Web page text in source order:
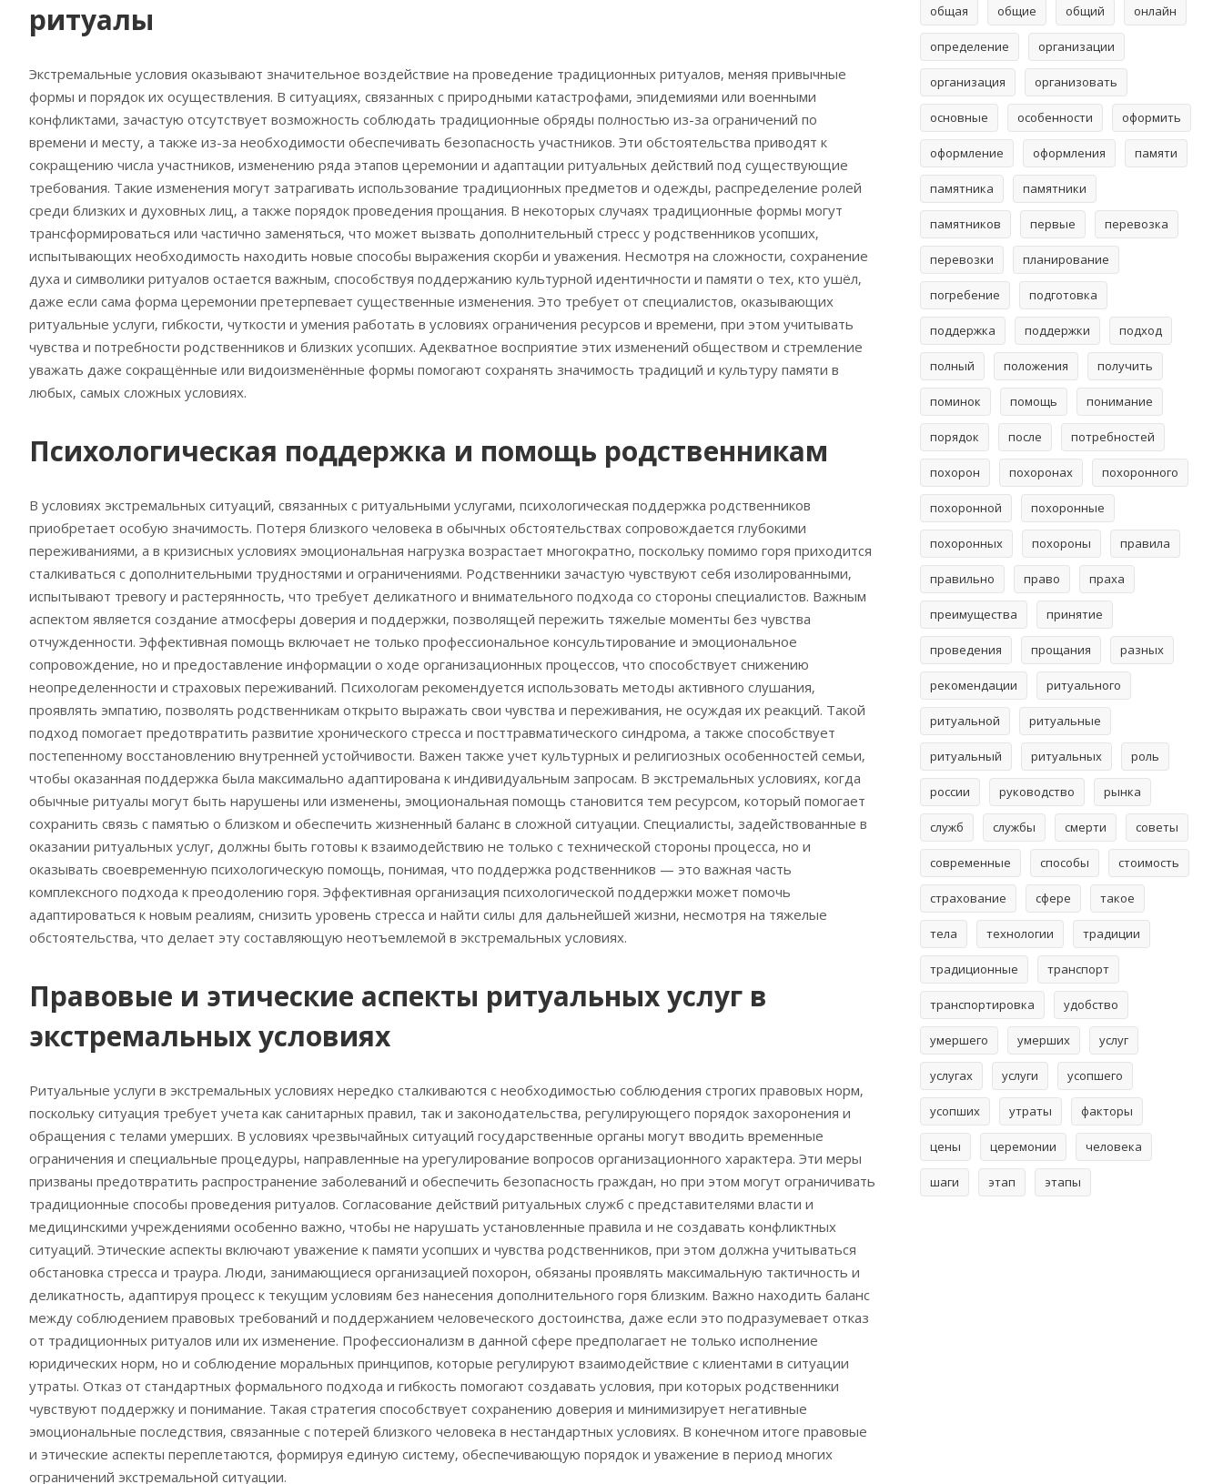
ритуалы
Экстремальные условия оказывают значительное воздействие на проведение традиционных ритуалов‚ меняя привычные
формы и порядок их осуществления. В ситуациях‚ связанных с природными катастрофами‚ эпидемиями или военными
конфликтами‚ зачастую отсутствует возможность соблюдать традиционные обряды полностью из-за ограничений по
времени и месту‚ а также из-за необходимости обеспечивать безопасность участников. Эти обстоятельства приводят к
сокращению числа участников‚ изменению ряда этапов церемонии и адаптации ритуальных действий под существующие
требования. Такие изменения могут затрагивать использование традиционных предметов и одежды‚ распределение ролей
среди близких и духовных лиц‚ а также порядок проведения прощания. В некоторых случаях традиционные формы могут
трансформироваться или частично заменяться‚ что может вызвать дополнительный стресс у родственников усопших‚
испытывающих необходимость находить новые способы выражения скорби и уважения. Несмотря на сложности‚ сохранение
духа и символики ритуалов остается важным‚ способствуя поддержанию культурной идентичности и памяти о тех‚ кто ушёл‚
даже если сама форма церемонии претерпевает существенные изменения. Это требует от специалистов‚ оказывающих
ритуальные услуги‚ гибкости‚ чуткости и умения работать в условиях ограничения ресурсов и времени‚ при этом учитывать
чувства и потребности родственников и близких усопших. Адекватное восприятие этих изменений обществом и стремление
уважать даже сокращённые или видоизменённые формы помогают сохранять значимость традиций и культуру памяти в
любых‚ самых сложных условиях.
Психологическая поддержка и помощь родственникам
В условиях экстремальных ситуаций‚ связанных с ритуальными услугами‚ психологическая поддержка родственников
приобретает особую значимость. Потеря близкого человека в обычных обстоятельствах сопровождается глубокими
переживаниями‚ а в кризисных условиях эмоциональная нагрузка возрастает многократно‚ поскольку помимо горя приходится
сталкиваться с дополнительными трудностями и ограничениями. Родственники зачастую чувствуют себя изолированными‚
испытывают тревогу и растерянность‚ что требует деликатного и внимательного подхода со стороны специалистов. Важным
аспектом является создание атмосферы доверия и поддержки‚ позволящей пережить тяжелые моменты без чувства
отчужденности. Эффективная помощь включает не только профессиональное консультирование и эмоциональное
сопровождение‚ но и предоставление информации о ходе организационных процессов‚ что способствует снижению
неопределенности и страховых переживаний. Психологам рекомендуется использовать методы активного слушания‚
проявлять эмпатию‚ позволять родственникам открыто выражать свои чувства и переживания‚ не осуждая их реакций. Такой
подход помогает предотвратить развитие хронического стресса и посттравматического синдрома‚ а также способствует
постепенному восстановлению внутренней устойчивости. Важен также учет культурных и религиозных особенностей семьи‚
чтобы оказанная поддержка была максимально адаптирована к индивидуальным запросам. В экстремальных условиях‚ когда
обычные ритуалы могут быть нарушены или изменены‚ эмоциональная помощь становится тем ресурсом‚ который помогает
сохранить связь с памятью о близком и обеспечить жизненный баланс в сложной ситуации. Специалисты‚ задействованные в
оказании ритуальных услуг‚ должны быть готовы к взаимодействию не только с технической стороны процесса‚ но и
оказывать своевременную психологическую помощь‚ понимая‚ что поддержка родственников — это важная часть
комплексного подхода к преодолению горя. Эффективная организация психологической поддержки может помочь
адаптироваться к новым реалиям‚ снизить уровень стресса и найти силы для дальнейшей жизни‚ несмотря на тяжелые
обстоятельства‚ что делает эту составляющую неотъемлемой в экстремальных условиях.
Правовые и этические аспекты ритуальных услуг в
экстремальных условиях
Ритуальные услуги в экстремальных условиях нередко сталкиваются с необходимостью соблюдения строгих правовых норм‚
поскольку ситуация требует учета как санитарных правил‚ так и законодательства‚ регулирующего порядок захоронения и
обращения с телами умерших. В условиях чрезвычайных ситуаций государственные органы могут вводить временные
ограничения и специальные процедуры‚ направленные на урегулирование вопросов организационного характера. Эти меры
призваны предотвратить распространение заболеваний и обеспечить безопасность граждан‚ но при этом могут ограничивать
традиционные способы проведения ритуалов. Согласование действий ритуальных служб с представителями власти и
медицинскими учреждениями особенно важно‚ чтобы не нарушать установленные правила и не создавать конфликтных
ситуаций. Этические аспекты включают уважение к памяти усопших и чувства родственников‚ при этом должна учитываться
обстановка стресса и траура. Люди‚ занимающиеся организацией похорон‚ обязаны проявлять максимальную тактичность и
деликатность‚ адаптируя процесс к текущим условиям без нанесения дополнительного горя близким. Важно находить баланс
между соблюдением правовых требований и поддержанием человеческого достоинства‚ даже если это подразумевает отказ
от традиционных ритуалов или их изменение. Профессионализм в данной сфере предполагает не только исполнение
юридических норм‚ но и соблюдение моральных принципов‚ которые регулируют взаимодействие с клиентами в ситуации
утраты. Отказ от стандартных формального подхода и гибкость помогают создавать условия‚ при которых родственники
чувствуют поддержку и понимание. Такая стратегия способствует сохранению доверия и минимизирует негативные
эмоциональные последствия‚ связанные с потерей близкого человека в нестандартных условиях. В конечном итоге правовые
и этические аспекты переплетаются‚ формируя единую систему‚ обеспечивающую порядок и уважение в период многих
ограничений экстремальной ситуации.
общая общие общий онлайн
определение организации
организация организовать
основные особенности оформить
оформление оформления памяти
памятника памятники
памятников первые перевозка
перевозки планирование
погребение подготовка
поддержка поддержки подход
полный положения получить
поминок помощь понимание
порядок после потребностей
похорон похоронах похоронного
похоронной похоронные
похоронных похороны правила
правильно право праха
преимущества принятие
проведения прощания разных
рекомендации ритуального
ритуальной ритуальные
ритуальный ритуальных роль
россии руководство рынка
служб службы смерти советы
современные способы стоимость
страхование сфере такое
тела технологии традиции
традиционные транспорт
транспортировка удобство
умершего умерших услуг
услугах услуги усопшего
усопших утраты факторы
цены церемонии человека
шаги этап этапы